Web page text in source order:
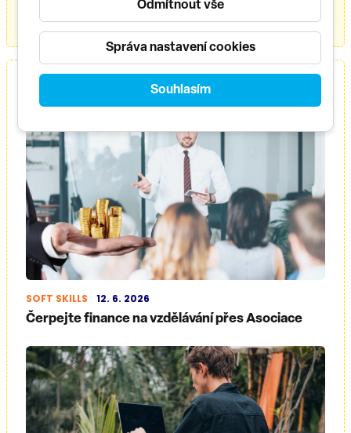
KONTAKTUJTE NÁS
Aktuality ke kurzu
SOFT SKILLS
12. 6. 2026
Čerpejte finance na vzdělávání přes Asociace
Správa nastavení cookies
Odmítnout vše
Souhlasím